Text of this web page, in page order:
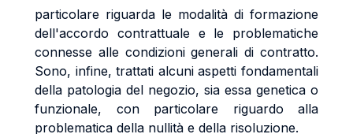
particolare riguarda le modalità di formazione
dell'accordo contrattuale e le problematiche
connesse alle condizioni generali di contratto.
Sono, infine, trattati alcuni aspetti fondamentali
della patologia del negozio, sia essa genetica o
funzionale, con particolare riguardo alla
problematica della nullità e della risoluzione.